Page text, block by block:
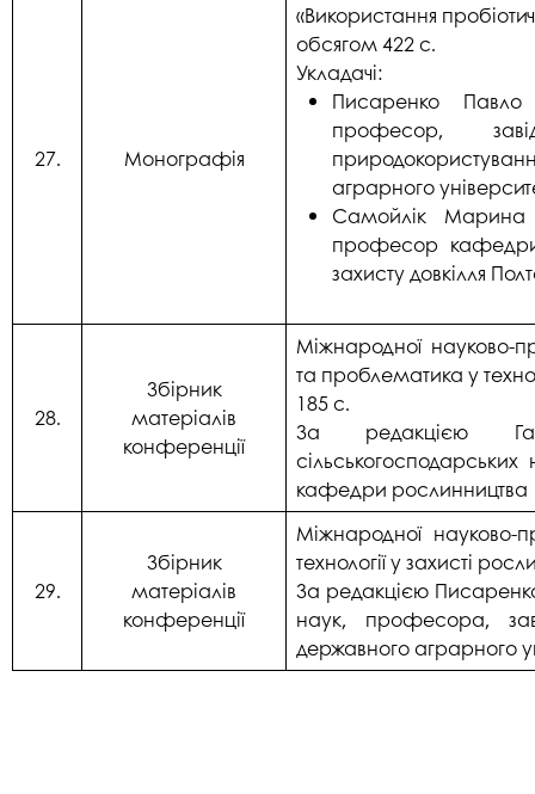
27. Монографія
«Використання
обсягом 422 с.
Укладачі:
Писаренко Павло
професор,
аграрного
Самойлік Марина
професор кафедри
захисту довкілля
28.
Збірник
матеріалів
конференції
Міжнародної науково-
та проблематика у
185 с.
За редакцією
кафедри рослинництва
29.
Збірник
матеріалів
конференції
Міжнародної науково-
технології у захисті
За редакцією
наук, професора,
державного аграрного